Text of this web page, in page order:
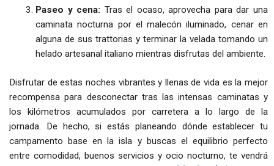
Paseo y cena: Tras el ocaso, aprovecha para dar una
caminata nocturna por el malecón iluminado, cenar en
alguna de sus trattorias y terminar la velada tomando un
helado artesanal italiano mientras disfrutas del ambiente.
Disfrutar de estas noches vibrantes y llenas de vida es la mejor
recompensa para desconectar tras las intensas caminatas y
los kilómetros acumulados por carretera a lo largo de la
jornada. De hecho, si estás planeando dónde establecer tu
campamento base en la isla y buscas el equilibrio perfecto
entre comodidad, buenos servicios y ocio nocturno, te vendrá